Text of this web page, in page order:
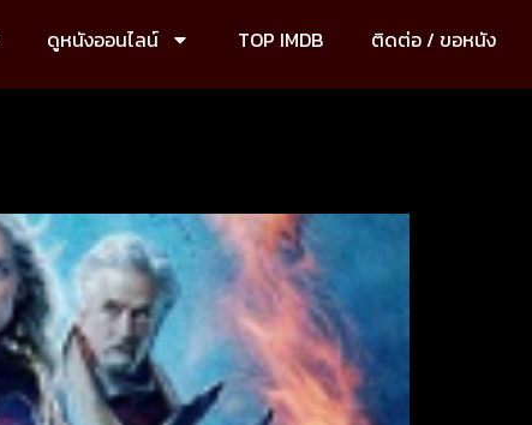
ดูหนังออนไลน์ TOP IMDB ติดต่อ / ขอหนัง